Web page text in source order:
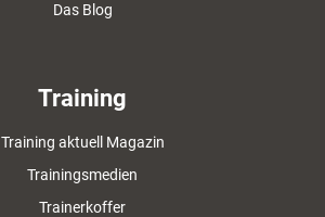
Das Blog
Training
Training aktuell Magazin
Trainingsmedien
Trainerkoffer